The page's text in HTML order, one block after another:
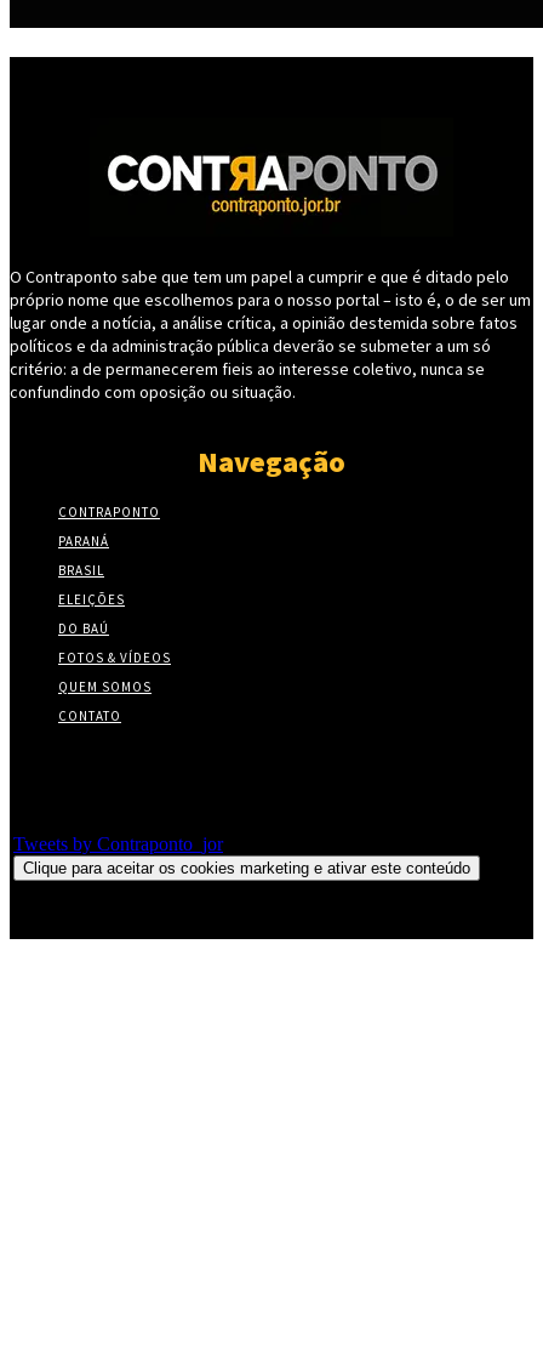
O Contraponto sabe que tem um papel a cumprir e que é ditado pelo
próprio nome que escolhemos para o nosso portal – isto é, o de ser um
lugar onde a notícia, a análise crítica, a opinião destemida sobre fatos
políticos e da administração pública deverão se submeter a um só
critério: a de permanecerem fieis ao interesse coletivo, nunca se
confundindo com oposição ou situação.
Navegação
CONTRAPONTO
PARANÁ
BRASIL
ELEIÇÕES
DO BAÚ
FOTOS & VÍDEOS
QUEM SOMOS
CONTATO
Tweets by Contraponto_jor
Clique para aceitar os cookies marketing e ativar este conteúdo